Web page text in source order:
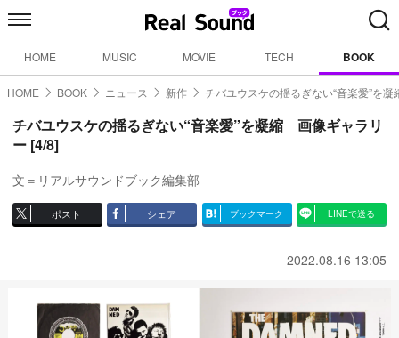
HOME MUSIC MOVIE TECH BOOK
HOME BOOK ニュース 新作 チバユウスケの揺るぎない“音楽愛”を凝
チバユウスケの揺るぎない“音楽愛”を凝縮 画像ギャラリ
ー [4/8]
文＝リアルサウンドブック編集部
ポスト シェア ブックマーク LINEで送る
2022.08.16 13:05